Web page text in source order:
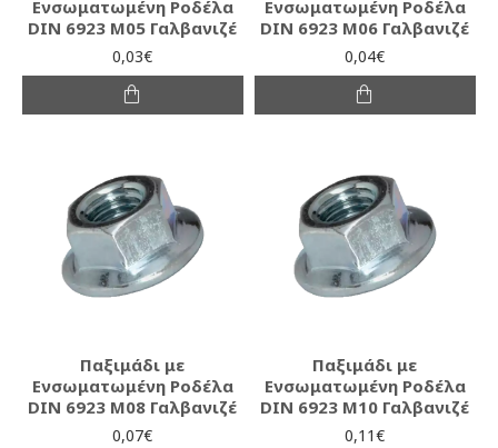
Ενσωματωμένη Ροδέλα
DIN 6923 Μ05 Γαλβανιζέ
0,03€
Ενσωματωμένη Ροδέλα
DIN 6923 Μ06 Γαλβανιζέ
0,04€
Παξιμάδι με
Ενσωματωμένη Ροδέλα
DIN 6923 Μ08 Γαλβανιζέ
0,07€
Παξιμάδι με
Ενσωματωμένη Ροδέλα
DIN 6923 Μ10 Γαλβανιζέ
0,11€